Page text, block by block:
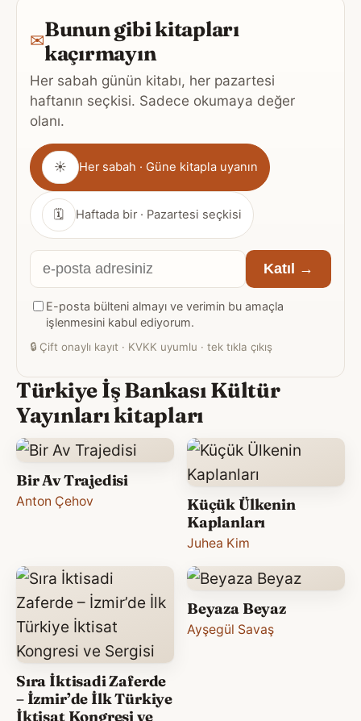
✉Bunun gibi kitapları
kaçırmayın
Her sabah günün kitabı, her pazartesi
haftanın seçkisi. Sadece okumaya değer
olanı.
Gönderim
sıklığı
☀ Her sabah · Güne kitapla uyanın
🗓 Haftada bir · Pazartesi seçkisi
E-
posta
adresiniz
Katıl →
E-posta bülteni almayı ve verimin bu amaçla
işlenmesini kabul ediyorum.
🔒 Çift onaylı kayıt · KVKK uyumlu · tek tıkla çıkış
Türkiye İş Bankası Kültür
Yayınları kitapları
Bir Av Trajedisi
Anton Çehov
Küçük Ülkenin
Kaplanları
Juhea Kim
Sıra İktisadi Zaferde
– İzmir’de İlk Türkiye
İktisat Kongresi ve
Beyaza Beyaz
Ayşegül Savaş